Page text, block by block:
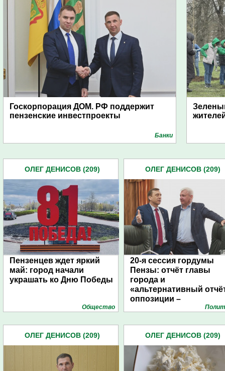
Госкорпорация ДОМ. РФ поддержит
пензенские инвестпроекты
Банки
ОЛЕГ ДЕНИСОВ (209)
Пензенцев ждет яркий
май: город начали
украшать ко Дню Победы
Общество
ОЛЕГ ДЕНИСОВ (209)
20-я сессия гордумы
Пензы: отчёт главы
города и
«альтернативный
оппозиции –
ОЛЕГ ДЕНИСОВ (209) ОЛЕГ ДЕНИСОВ (209)